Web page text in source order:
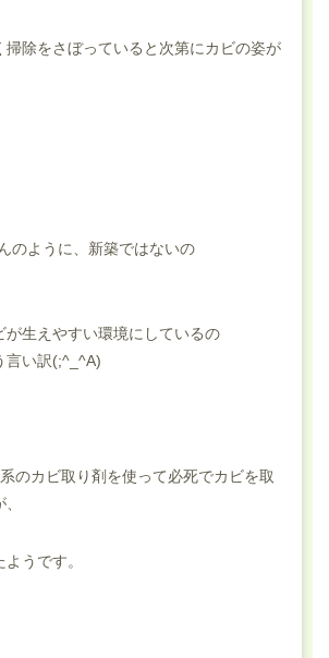
掃除をさぼっていると次第にカビの姿が
のように、新築ではないの
が生えやすい環境にしているの
言い訳(;^_^A)
のカビ取り剤を使って必死でカビを取
うです。